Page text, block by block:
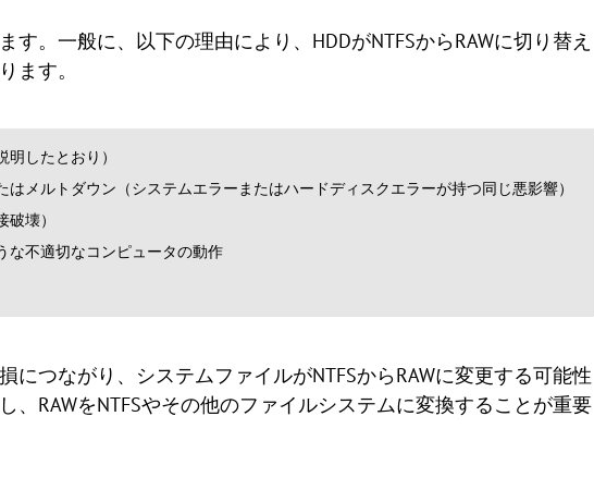
す。一般に、以下の理由により、HDDがNTFSからRAWに切り替え
ます。
したとおり）
メルトダウン（システムエラーまたはハードディスクエラーが持つ同じ悪影響）
壊）
な不適切なコンピュータの動作
につながり、システムファイルがNTFSからRAWに変更する可能性
、RAWをNTFSやその他のファイルシステムに変換することが重要